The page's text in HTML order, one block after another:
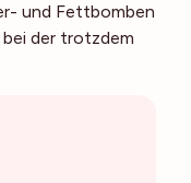
und Fettbomben
bei der trotzdem